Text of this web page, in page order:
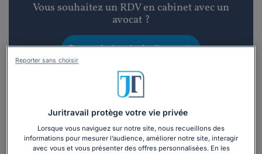
Vous souhaitez un RDV en cabinet avec un
avocat ?
Recevoir des devis d'avocats
3 devis en 48h
Juritravail protège votre vie privée
Lorsque vous naviguez sur notre site, nous recueillons des
informations pour mesurer l’audience, améliorer notre site, interagir
avec vous et vous présenter des offres personnalisées. En les
Reporter sans choisir